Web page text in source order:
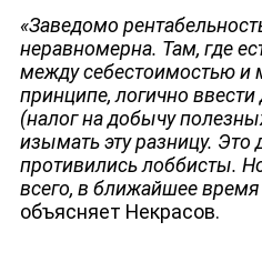
«Заведомо
неравномерна. Там, где
между себестоимостью и
принципе, логично
(налог на добычу
изымать эту разницу.
противились лоббисты.
всего, в ближайшее время
объясняет Некрасов.